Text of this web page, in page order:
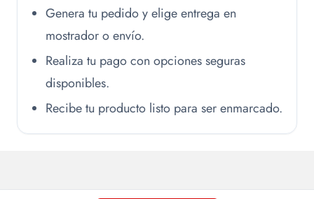
Genera tu pedido y elige entrega en
mostrador o envío.
Realiza tu pago con opciones seguras
disponibles.
Recibe tu producto listo para ser enmarcado.
¿Cómo calificarías tu experiencia en Mi Álbum?
Seleccione